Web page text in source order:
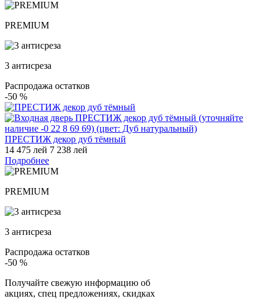
PREMIUM
3 антисреза
Распродажа остатков
-50 %
ПРЕСТИЖ декор дуб тёмный
14 475 лей 7 238 лей
Подробнее
PREMIUM
3 антисреза
Распродажа остатков
-50 %
Получайте свежую информацию об
акциях, спец предложениях, скидках